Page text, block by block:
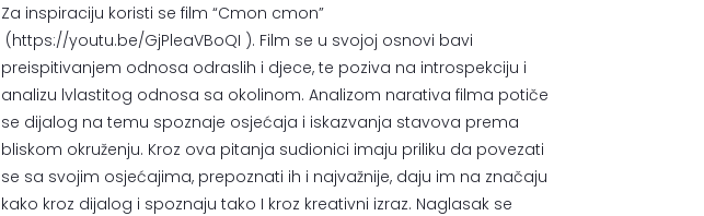
Za inspiraciju koristi se film “Cmon cmon”
(https://youtu.be/GjPleaVBoQI ). Film se u svojoj osnovi bavi
preispitivanjem odnosa odraslih i djece, te poziva na introspekciju i
analizu lvlastitog odnosa sa okolinom. Analizom narativa filma potiče
se dijalog na temu spoznaje osjećaja i iskazvanja stavova prema
bliskom okruženju. Kroz ova pitanja sudionici imaju priliku da povezati
se sa svojim osjećajima, prepoznati ih i najvažnije, daju im na značaju
kako kroz dijalog i spoznaju tako I kroz kreativni izraz. Naglasak se